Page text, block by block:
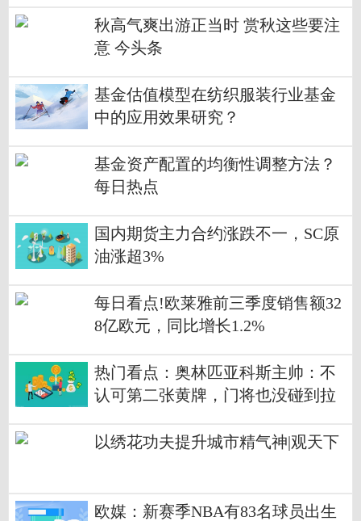
秋高气爽出游正当时 赏秋这些要注
意 今头条
基金估值模型在纺织服装行业基金
中的应用效果研究？
基金资产配置的均衡性调整方法？
每日热点
国内期货主力合约涨跌不一，SC原
油涨超3%
每日看点!欧莱雅前三季度销售额32
8亿欧元，同比增长1.2%
热门看点：奥林匹亚科斯主帅：不
认可第二张黄牌，门将也没碰到拉
以绣花功夫提升城市精气神|观天下
欧媒：新赛季NBA有83名球员出生